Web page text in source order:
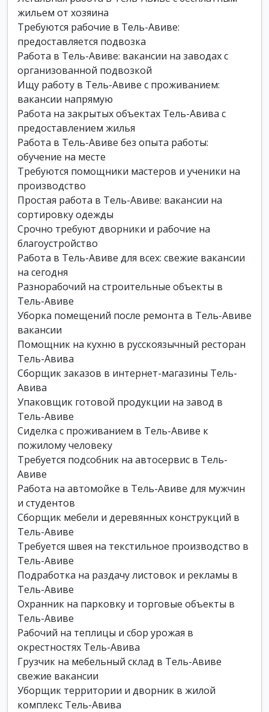
жильем от хозяина
Требуются рабочие в Тель-Авиве:
предоставляется подвозка
Работа в Тель-Авиве: вакансии на заводах с
организованной подвозкой
Ищу работу в Тель-Авиве с проживанием:
вакансии напрямую
Работа на закрытых объектах Тель-Авива с
предоставлением жилья
Работа в Тель-Авиве без опыта работы:
обучение на месте
Требуются помощники мастеров и ученики на
производство
Простая работа в Тель-Авиве: вакансии на
сортировку одежды
Срочно требуют дворники и рабочие на
благоустройство
Работа в Тель-Авиве для всех: свежие вакансии
на сегодня
Разнорабочий на строительные объекты в
Тель-Авиве
Уборка помещений после ремонта в Тель-Авиве
вакансии
Помощник на кухню в русскоязычный ресторан
Тель-Авива
Сборщик заказов в интернет-магазины Тель-
Авива
Упаковщик готовой продукции на завод в
Тель-Авиве
Сиделка с проживанием в Тель-Авиве к
пожилому человеку
Требуется подсобник на автосервис в Тель-
Авиве
Работа на автомойке в Тель-Авиве для мужчин
и студентов
Сборщик мебели и деревянных конструкций в
Тель-Авиве
Требуется швея на текстильное производство в
Тель-Авиве
Подработка на раздачу листовок и рекламы в
Тель-Авиве
Охранник на парковку и торговые объекты в
Тель-Авиве
Рабочий на теплицы и сбор урожая в
окрестностях Тель-Авива
Грузчик на мебельный склад в Тель-Авиве
свежие вакансии
Уборщик территории и дворник в жилой
комплекс Тель-Авива